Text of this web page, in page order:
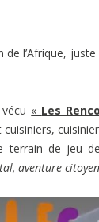
de l’Afrique,
« Les
de jeu
aventure